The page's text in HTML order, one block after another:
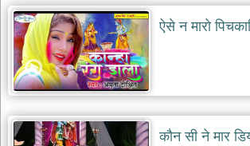
भजन
जोड़ें
add
bhajans
ऐसे न मारो
कौन सी ने मार